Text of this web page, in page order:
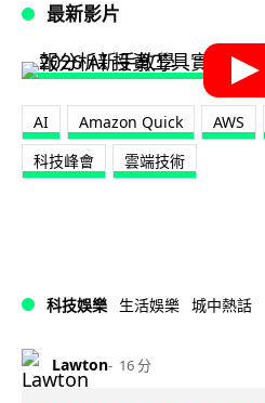
最新影片
AI Amazon Quick AWS
科技峰會
雲端技術
科技娛樂 生活娛樂 城中熱話
Lawton 16 分